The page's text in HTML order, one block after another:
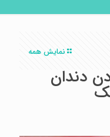
نمایش همه
دندان